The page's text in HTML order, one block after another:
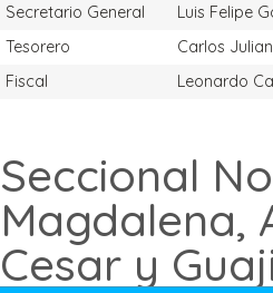
Secretario General
Luis Felipe
Tesorero
Carlos
Fiscal
Leonardo
Seccional
Magdalena,
Cesar y